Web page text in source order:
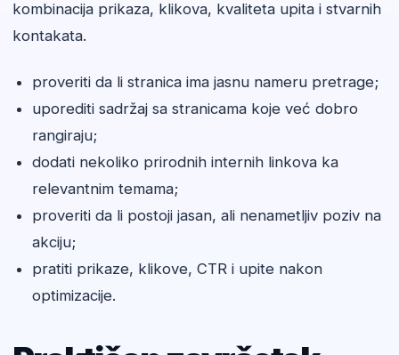
kombinacija prikaza, klikova, kvaliteta upita i stvarnih
kontakata.
proveriti da li stranica ima jasnu nameru pretrage;
uporediti sadržaj sa stranicama koje već dobro
rangiraju;
dodati nekoliko prirodnih internih linkova ka
relevantnim temama;
proveriti da li postoji jasan, ali nenametljiv poziv na
akciju;
pratiti prikaze, klikove, CTR i upite nakon
optimizacije.